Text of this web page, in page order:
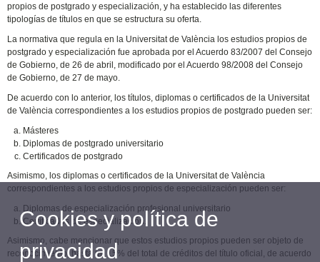
propios de postgrado y especialización, y ha establecido las diferentes
tipologías de títulos en que se estructura su oferta.
La normativa que regula en la Universitat de València los estudios propios de
postgrado y especialización fue aprobada por el Acuerdo 83/2007 del Consejo
de Gobierno, de 26 de abril, modificado por el Acuerdo 98/2008 del Consejo
de Gobierno, de 27 de mayo.
De acuerdo con lo anterior, los títulos, diplomas o certificados de la Universitat
de València correspondientes a los estudios propios de postgrado pueden ser:
Másteres
Diplomas de postgrado universitario
Certificados de postgrado
Asimismo, los diplomas o certificados de la Universitat de València
correspondientes a los estudios propios de especialización pueden ser:
Diplomas de especialización profesional universitario
Certificados de especialización.
Asimismo, cabe mencionar que estos estudios propios pueden ser objeto de
reconocimiento, hasta un 15% del total de créditos del título oficial, de acuerdo
Cookies y política de
privacidad